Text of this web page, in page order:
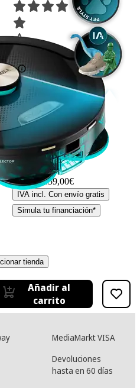
Basado en 51 valoraciones
-50%
319,– € 319,00€
159,– €159,00€
IVA incl. Con envío gratis
Simula tu financiación*
tienda
Añadir al
carrito
MediaMarkt VISA
Devoluciones
hasta en 60 días